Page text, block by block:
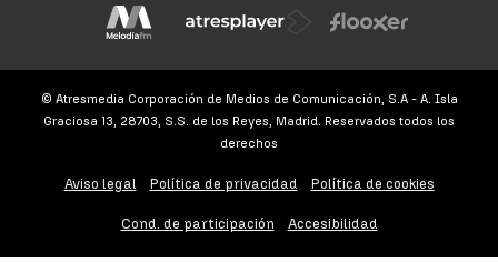
© Atresmedia Corporación de Medios de Comunicación, S.A - A. Isla
Graciosa 13, 28703, S.S. de los Reyes, Madrid. Reservados todos los
derechos
Aviso legal Política de privacidad Política de cookies
Cond. de participación Accesibilidad